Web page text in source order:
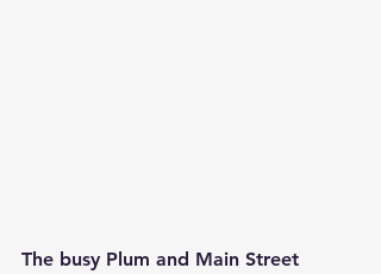
The busy Plum and Main Street